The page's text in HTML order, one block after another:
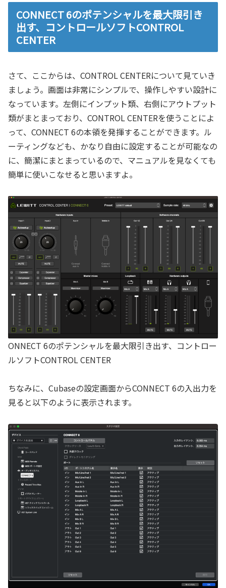
CONNECT 6のポテンシャルを最大限引き
出す、コントロールソフトCONTROL
CENTER
さて、ここからは、CONTROL CENTERについて見ていき
ましょう。画面は非常にシンプルで、操作しやすい設計に
なっています。左側にインプット類、右側にアウトプット
類がまとまっており、CONTROL CENTERを使うことによ
って、CONNECT 6の本領を発揮することができます。ル
ーティングなども、かなり自由に設定することが可能なの
に、簡潔にまとまっているので、マニュアルを見なくても
簡単に使いこなせると思いますよ。
ONNECT 6のポテンシャルを最大限引き出す、コントロー
ルソフトCONTROL CENTER
ちなみに、Cubaseの設定画面からCONNECT 6の入出力を
見ると以下のように表示されます。